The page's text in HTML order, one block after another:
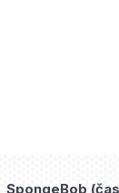
SpongeBob